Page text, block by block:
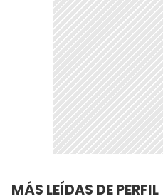
MÁS LEÍDAS DE PERFIL